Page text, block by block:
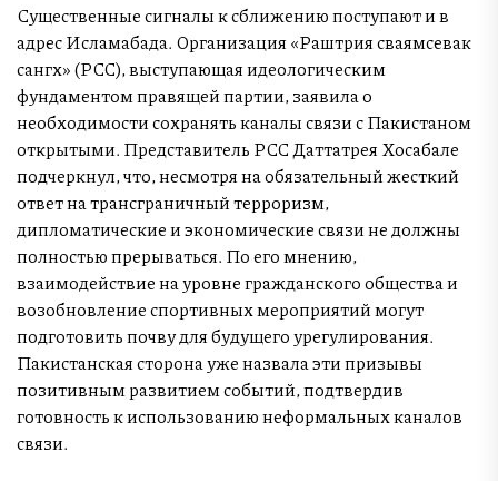
Существенные сигналы к сближению поступают и в
адрес Исламабада. Организация «Раштрия сваямсевак
сангх» (РСС), выступающая идеологическим
фундаментом правящей партии, заявила о
необходимости сохранять каналы связи с Пакистаном
открытыми. Представитель РСС Даттатрея Хосабале
подчеркнул, что, несмотря на обязательный жесткий
ответ на трансграничный терроризм,
дипломатические и экономические связи не должны
полностью прерываться. По его мнению,
взаимодействие на уровне гражданского общества и
возобновление спортивных мероприятий могут
подготовить почву для будущего урегулирования.
Пакистанская сторона уже назвала эти призывы
позитивным развитием событий, подтвердив
готовность к использованию неформальных каналов
связи.